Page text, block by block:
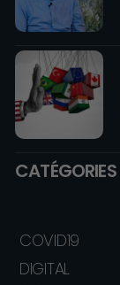
CATÉGORIES
COVID19
DIGITAL